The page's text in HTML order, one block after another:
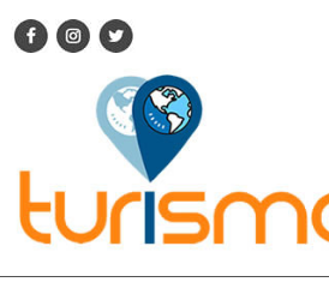
TURISMO SA FOR
DESTINOS
DESTINOS
CITY BREAK
TURISMO E
ENCONTRE